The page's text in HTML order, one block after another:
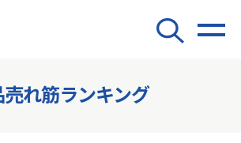
れ筋ランキング